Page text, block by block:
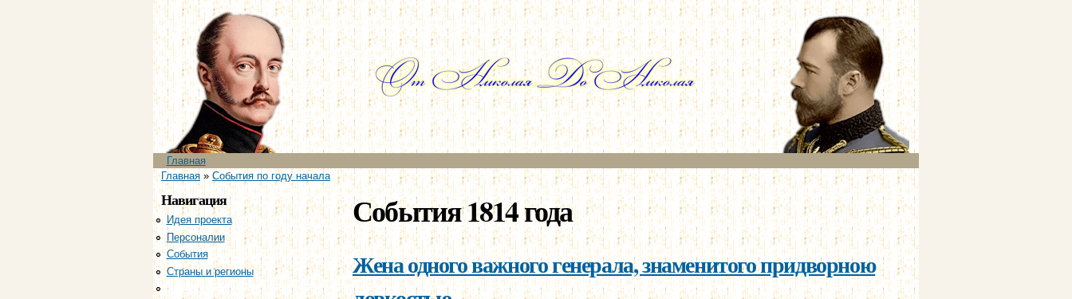
Перейти к
основному
содержанию
Главное меню
Главная
Вы здесь
Главная» События по году начала
Навигация
Идея проекта
Персоналии
События
Страны и регионы
Хронология
События 1814 года
Жена одного важного генерала, знаменитого придворною